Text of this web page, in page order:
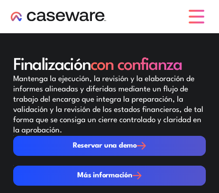
Finalizacióncon confianza
Mantenga la ejecución, la revisión y la elaboración de
informes alineadas y diferidas mediante un flujo de
trabajo del encargo que integra la preparación, la
validación y la revisión de los estados financieros, de tal
forma que se consiga un cierre controlado y claridad en
la aprobación.
Reservar una demo
Reservar una demo
Más información
Más información